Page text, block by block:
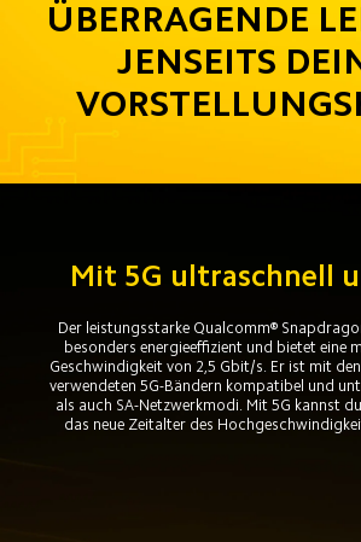
ÜBERRAGENDE
JENSEITS
Mit 5G ultraschnell
Der leistungsstarke Qualcomm®
besonders energieeffizient und bietet eine
Geschwindigkeit von 2,5 Gbit/s. Er ist mit
verwendeten 5G-Bändern kompatibel und
als auch SA-Netzwerkmodi. Mit 5G kannst
das neue Zeitalter des